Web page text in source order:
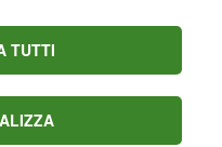
TUTTI